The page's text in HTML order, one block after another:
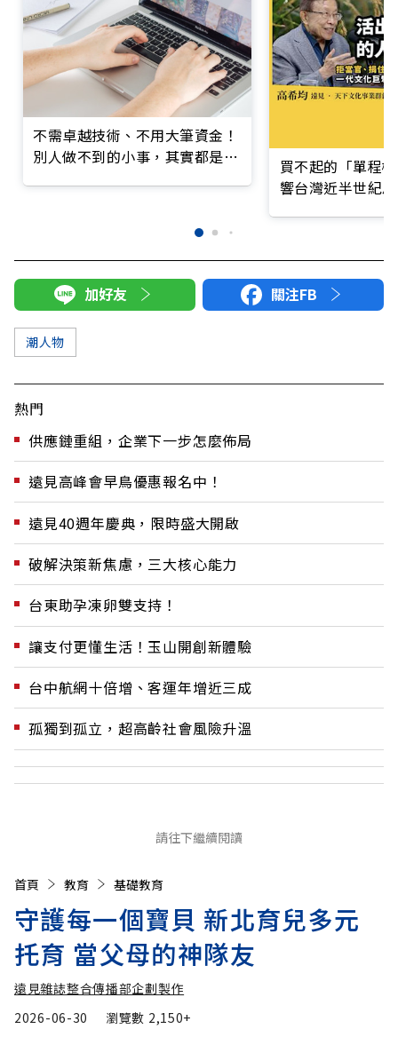
不需卓越技術、不用大筆資金！
別人做不到的小事，其實都是你
買不起的「單程
響台灣近半世紀
加好友 關注FB
潮人物
熱門
供應鏈重組，企業下一步怎麼佈局
遠見高峰會早鳥優惠報名中！
遠見40週年慶典，限時盛大開啟
破解決策新焦慮，三大核心能力
台東助孕凍卵雙支持！
讓支付更懂生活！玉山開創新體驗
台中航網十倍增、客運年增近三成
孤獨到孤立，超高齡社會風險升溫
請往下繼續閱讀
首頁 教育 基礎教育
守護每一個寶貝 新北育兒多元
托育 當父母的神隊友
遠見雜誌整合傳播部企劃製作
2026-06-30
瀏覽數 2,150+